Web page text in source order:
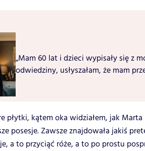
„Mam 60 lat i dzieci wypisały się z
odwiedziny, usłyszałam, że mam
płytki, kątem oka widziałem, jak
posesje. Zawsze znajdowała jakiś
a to przyciąć róże, a to po prostu